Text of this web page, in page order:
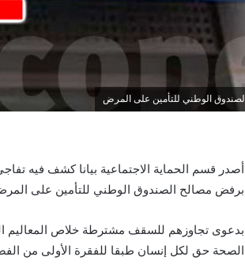
الصندوق الوطني للتأمين على المرض
أصدر قسم الحماية الاجتماعية بيانا كشف فيه
برفض مصالح الصندوق الوطني للتأمين على
بدعوى تجاوزهم للسقف مشترطة خلاص المعاليم
الصحة حق لكل إنسان طبقا للفقرة الأولى من الفصل 43 من الدستور وطبقا لكل المواثيق